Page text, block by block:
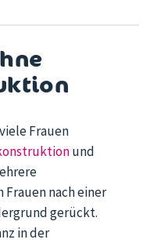
Frauen
und
nach einer
gerückt.
in der